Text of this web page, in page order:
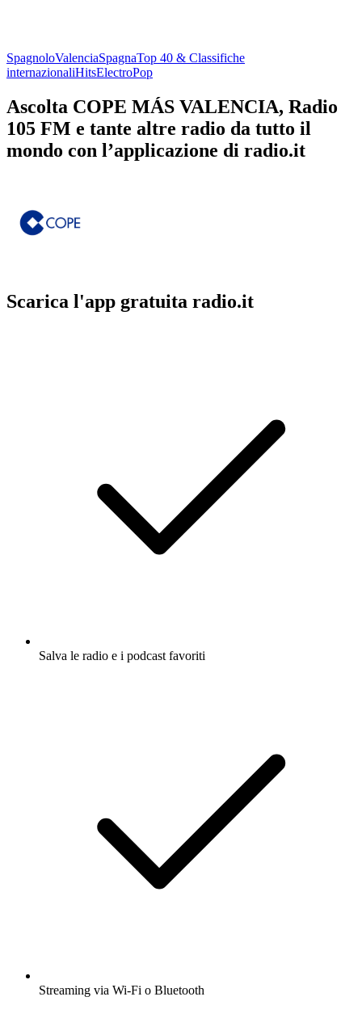
SpagnoloValenciaSpagnaTop 40 & Classifiche
internazionaliHitsElectroPop
Ascolta COPE MÁS VALENCIA, Radio
105 FM e tante altre radio da tutto il
mondo con l’applicazione di radio.it
Scarica l'app gratuita radio.it
Salva le radio e i podcast favoriti
Streaming via Wi-Fi o Bluetooth